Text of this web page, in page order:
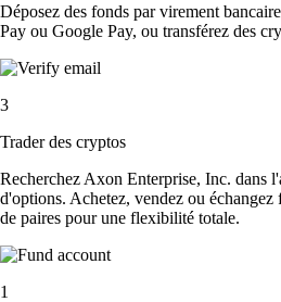
Déposez des fonds par virement
Pay ou Google Pay, ou transférez des
3
Trader des cryptos
Recherchez Axon Enterprise, Inc. dans
d'options. Achetez, vendez ou échangez
de paires pour une flexibilité totale.
1